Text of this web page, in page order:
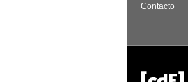
Contacto